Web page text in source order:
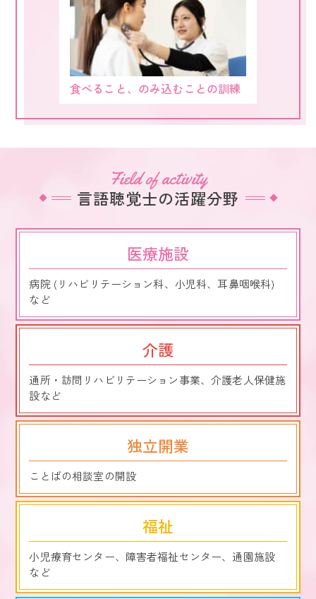
食べること、のみ込むことの訓練
Field of activity
言語聴覚士の活躍分野
医療施設
病院 (リハビリテーション科、小児科、耳鼻咽喉科)
など
介護
通所・訪問リハビリテーション事業、介護老人保健施
設など
独立開業
ことばの相談室の開設
福祉
小児療育センター、障害者福祉センター、通園施設
など